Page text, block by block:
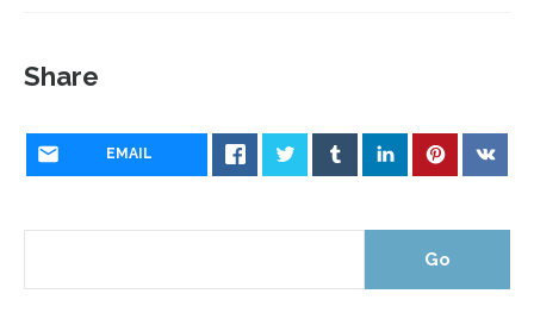
Share
EMAIL